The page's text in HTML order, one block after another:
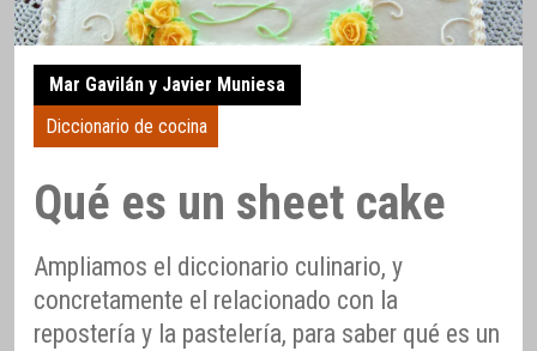
Mar Gavilán y Javier Muniesa
Diccionario de cocina
Qué es un sheet cake
Ampliamos el diccionario culinario, y
concretamente el relacionado con la
repostería y la pastelería, para saber qué es un